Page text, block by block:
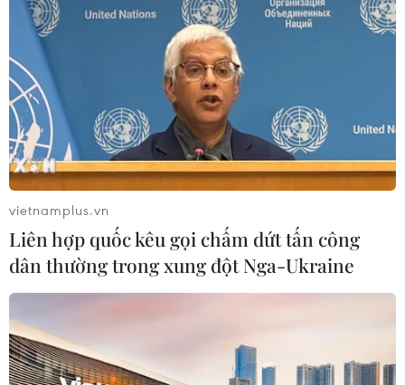
TIN LIÊN QUAN
vietnamplus.vn
Liên hợp quốc kêu gọi chấm dứt tấn công
dân thường trong xung đột Nga-Ukraine